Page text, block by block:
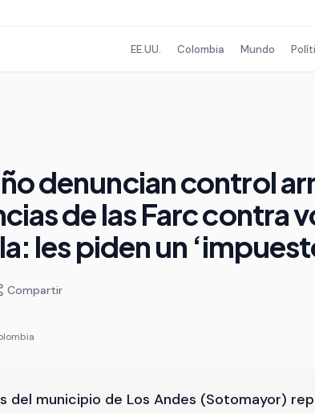
EE.UU. Colombia Mundo
denuncian control
de las Farc contra
les piden un
Compartir
del municipio de Los Andes (Sotomayor)